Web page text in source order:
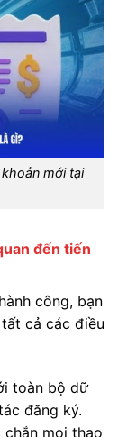
mới tại
đến tiến
công, bạn
cả các điều
toàn bộ dữ
đăng ký.
mọi thao